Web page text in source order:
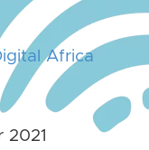
Africa
2021